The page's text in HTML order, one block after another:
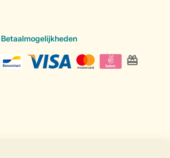
Betaalmogelijkheden